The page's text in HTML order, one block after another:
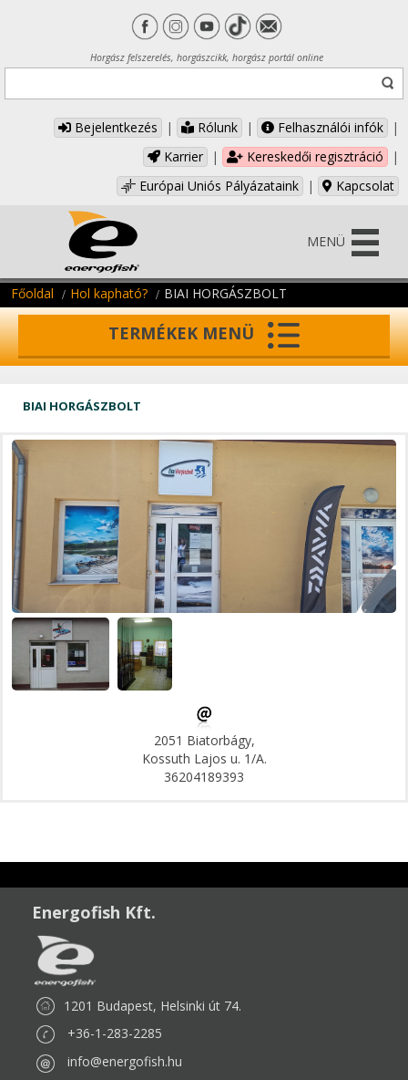
Horgász felszerelés, horgászcikk, horgász portál online
Bejelentkezés | Rólunk | Felhasználói infók
|
Karrier
| Kereskedői regisztráció
|
Európai Uniós Pályázataink
| Kapcsolat
MENÜ
Főoldal Hol kapható? BIAI HORGÁSZBOLT
TERMÉKEK MENÜ
BIAI HORGÁSZBOLT
2051 Biatorbágy,
Kossuth Lajos u. 1/A.
36204189393
Energofish Kft.
1201 Budapest, Helsinki út 74.
+36-1-283-2285
info@energofish.hu